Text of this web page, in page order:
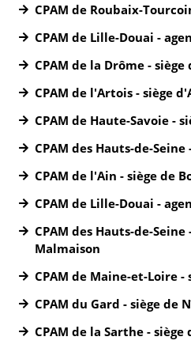
CPAM de Roubaix-
CPAM de Lille-Douai -
CPAM de la Drôme - siège
CPAM de l'Artois - siège
CPAM de Haute-Savoie -
CPAM des Hauts-de-
CPAM de l'Ain - siège de
CPAM de Lille-Douai -
CPAM des Hauts-de-
Malmaison
CPAM de Maine-et-Loire -
CPAM du Gard - siège de
CPAM de la Sarthe - siège